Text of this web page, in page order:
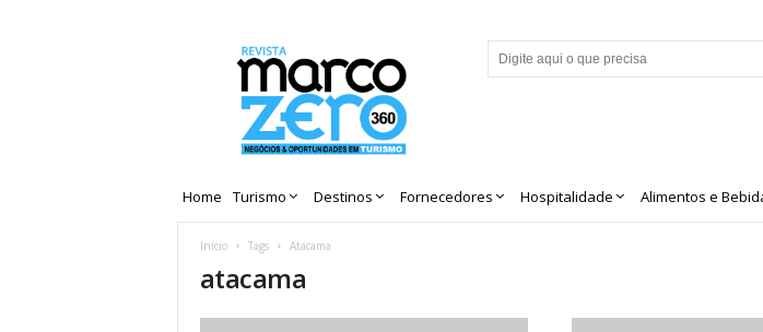
Home Turismo Destinos Fornecedores Hospitalidade Alimentos e
Início Tags Atacama
atacama